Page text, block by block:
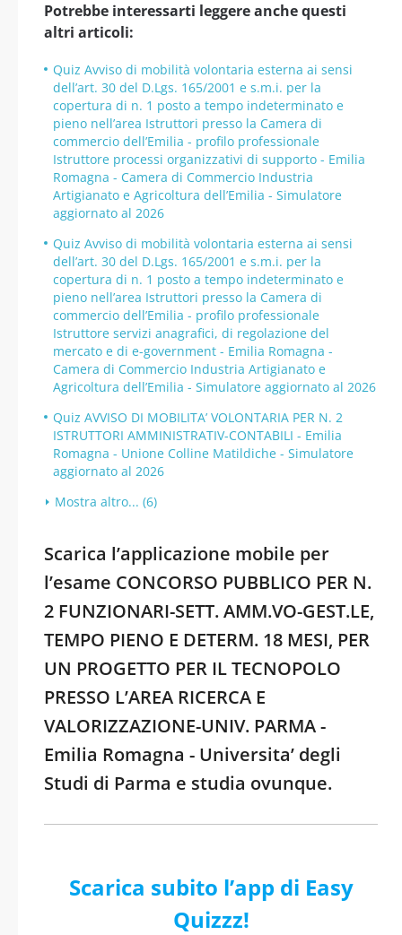
Potrebbe interessarti leggere anche questi
altri articoli:
Quiz Avviso di mobilità volontaria esterna ai sensi
dell’art. 30 del D.Lgs. 165/2001 e s.m.i. per la
copertura di n. 1 posto a tempo indeterminato e
pieno nell’area Istruttori presso la Camera di
commercio dell’Emilia - profilo professionale
Istruttore processi organizzativi di supporto - Emilia
Romagna - Camera di Commercio Industria
Artigianato e Agricoltura dell’Emilia - Simulatore
aggiornato al 2026
Quiz Avviso di mobilità volontaria esterna ai sensi
dell’art. 30 del D.Lgs. 165/2001 e s.m.i. per la
copertura di n. 1 posto a tempo indeterminato e
pieno nell’area Istruttori presso la Camera di
commercio dell’Emilia - profilo professionale
Istruttore servizi anagrafici, di regolazione del
mercato e di e-government - Emilia Romagna -
Camera di Commercio Industria Artigianato e
Agricoltura dell’Emilia - Simulatore aggiornato al 2026
Quiz AVVISO DI MOBILITA’ VOLONTARIA PER N. 2
ISTRUTTORI AMMINISTRATIV-CONTABILI - Emilia
Romagna - Unione Colline Matildiche - Simulatore
aggiornato al 2026
Mostra altro... (6)
Scarica l’applicazione mobile per
l’esame CONCORSO PUBBLICO PER N.
2 FUNZIONARI-SETT. AMM.VO-GEST.LE,
TEMPO PIENO E DETERM. 18 MESI, PER
UN PROGETTO PER IL TECNOPOLO
PRESSO L’AREA RICERCA E
VALORIZZAZIONE-UNIV. PARMA -
Emilia Romagna - Universita’ degli
Studi di Parma e studia ovunque.
Scarica subito l’app di Easy
Quizzz!